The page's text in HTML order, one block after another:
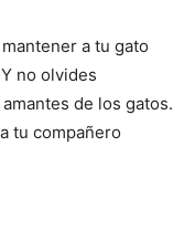
a tu gato
no olvides
de los gatos.
tu compañero